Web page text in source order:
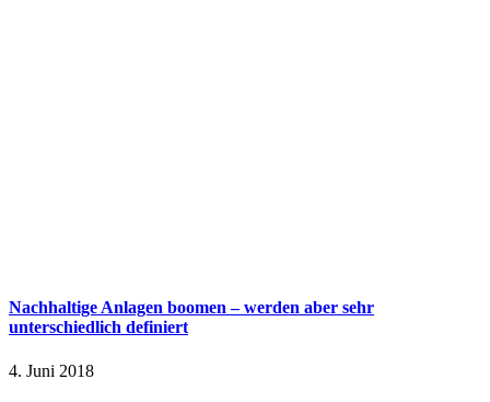
Nachhaltige Anlagen boomen – werden aber sehr
unterschiedlich definiert
4. Juni 2018